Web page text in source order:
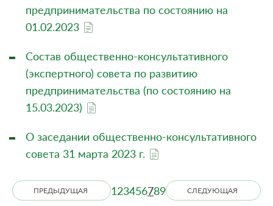
предпринимательства по состоянию на
01.02.2023
Состав общественно-консультативного
(экспертного) совета по развитию
предпринимательства (по состоянию на
15.03.2023)
О заседании общественно-консультативного
совета 31 марта 2023 г.
ПРЕДЫДУЩАЯ 123456789 СЛЕДУЮЩАЯ